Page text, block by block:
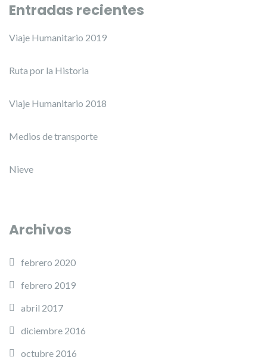
Entradas recientes
Viaje Humanitario 2019
Ruta por la Historia
Viaje Humanitario 2018
Medios de transporte
Nieve
Archivos
febrero 2020
febrero 2019
abril 2017
diciembre 2016
octubre 2016